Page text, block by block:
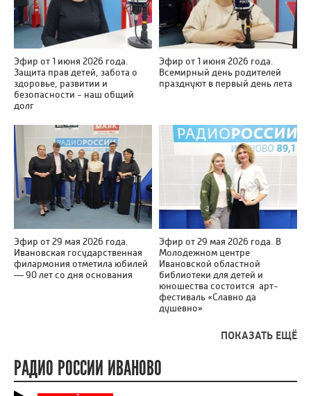
Эфир от 1 июня 2026 года.
Защита прав детей, забота о
здоровье, развитии и
безопасности - наш общий
долг
Эфир от 1 июня 2026 года.
Всемирный день родителей
празднуют в первый день лета
Эфир от 29 мая 2026 года.
Ивановская государственная
филармония отметила юбилей
— 90 лет со дня основания
Эфир от 29 мая 2026 года. В
Молодежном центре
Ивановской областной
библиотеки для детей и
юношества состоится арт-
фестиваль «Славно да
душевно»
ПОКАЗАТЬ ЕЩЁ
РАДИО РОССИИ ИВАНОВО